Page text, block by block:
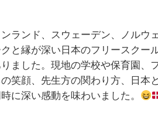
ランド、スウェーデン、ノルウ
と縁が深い日本のフリースクー
ました。現地の学校や保育園
笑顔、先生方の関わり方、日本
に深い感動を味わいました。